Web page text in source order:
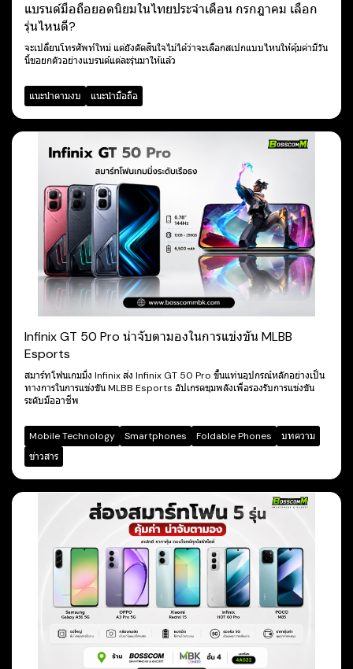
แบรนด์มือถือยอดนิยมในไทยประจำเดือน กรกฎาคม เลือก
รุ่นไหนดี?
จะเปลี่ยนโทรศัพท์ใหม่ แต่ยังตัดสินใจไม่ได้ว่าจะเลือกสเปกแบบไหนให้คุ้มค่ามีวัน
นี้ขอยกตัวอย่างแบรนด์แต่ละรุ่นมาให้แล้ว
แนะนำตามงบ แนะนำมือถือ
Infinix GT 50 Pro น่าจับตามองในการแข่งขัน MLBB
Esports
สมาร์ทโฟนเกมมิ่ง Infinix ส่ง Infinix GT 50 Pro ขึ้นแท่นอุปกรณ์หลักอย่างเป็น
ทางการในการแข่งขัน MLBB Esports อัปเกรดขุมพลังเพื่อรองรับการแข่งขัน
ระดับมืออาชีพ
Mobile Technology Smartphones Foldable Phones
บทความ
ข่าวสาร